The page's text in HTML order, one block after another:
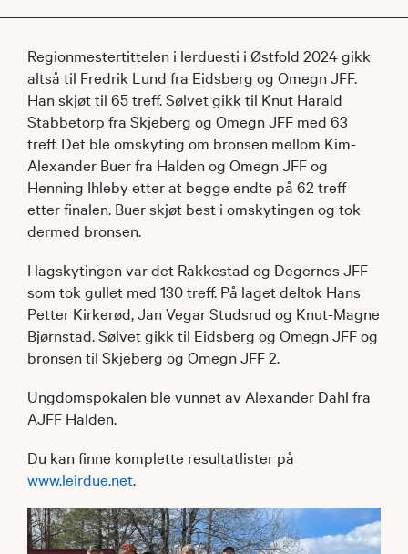
Regionmestertittelen i lerduesti i Østfold 2024 gikk
altså til Fredrik Lund fra Eidsberg og Omegn JFF.
Han skjøt til 65 treff. Sølvet gikk til Knut Harald
Stabbetorp fra Skjeberg og Omegn JFF med 63
treff. Det ble omskyting om bronsen mellom Kim-
Alexander Buer fra Halden og Omegn JFF og
Henning Ihleby etter at begge endte på 62 treff
etter finalen. Buer skjøt best i omskytingen og tok
dermed bronsen.
I lagskytingen var det Rakkestad og Degernes JFF
som tok gullet med 130 treff. På laget deltok Hans
Petter Kirkerød, Jan Vegar Studsrud og Knut-Magne
Bjørnstad. Sølvet gikk til Eidsberg og Omegn JFF og
bronsen til Skjeberg og Omegn JFF 2.
Ungdomspokalen ble vunnet av Alexander Dahl fra
AJFF Halden.
Du kan finne komplette resultatlister på
www.leirdue.net.